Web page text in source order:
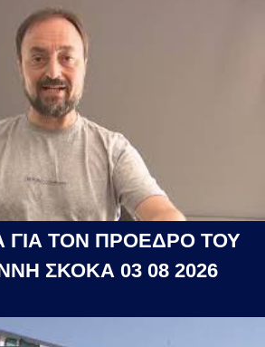
ΓΙΑ ΤΟΝ ΠΡΟΕΔΡΟ ΤΟΥ
ΣΚΟΚΑ 03 08 2026